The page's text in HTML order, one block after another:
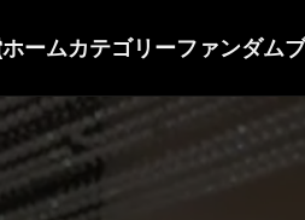
ホームカテゴリーファンダム